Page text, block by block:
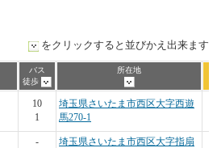
をクリックすると並びかえ出来ます
バス
徒歩
所在地
10
1
埼玉県さいたま市西区大字西遊
馬270-1
-
埼玉県さいたま市西区大字指扇